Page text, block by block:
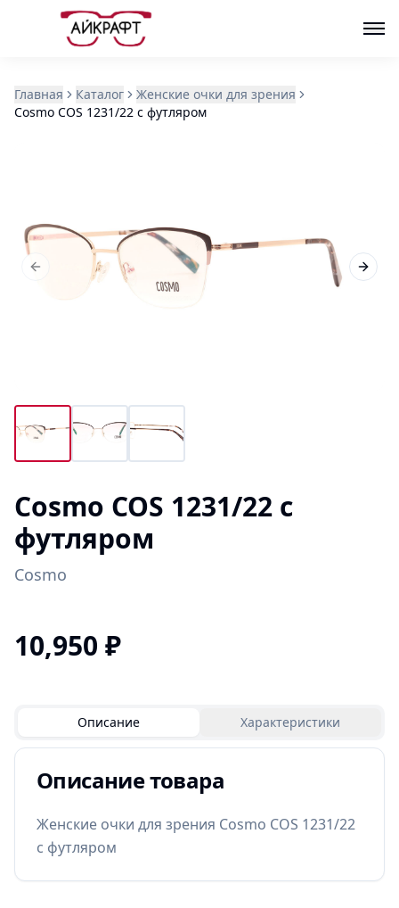
Главная Каталог
Женские очки для зрения
Cosmo COS 1231/22 с футляром
Previous slide Next
Cosmo COS 1231/22 с
футляром
Cosmo
10,950 ₽
Описание Характеристики
Описание товара
Женские очки для зрения Cosmo COS 1231/22
с футляром